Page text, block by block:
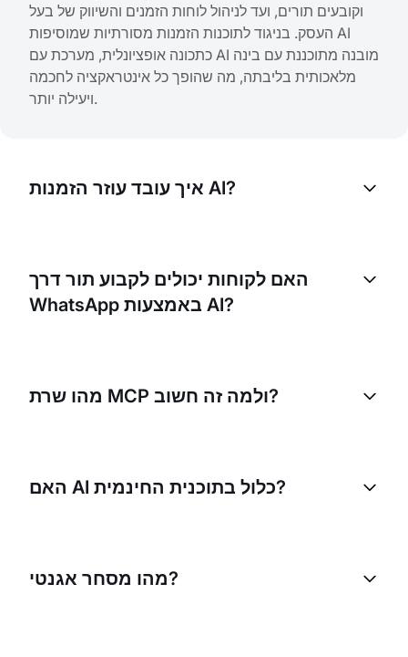
וקובעים תורים, ועד לניהול לוחות הזמנים והשיווק של בעל
העסק. בניגוד לתוכנות הזמנות מסורתיות שמוסיפות AI
כתכונה אופציונלית, מערכת עם AI מובנה מתוכננת עם בינה
מלאכותית בליבתה, מה שהופך כל אינטראקציה לחכמה
ויעילה יותר.
איך עובד עוזר הזמנות AI?
האם לקוחות יכולים לקבוע תור דרך
WhatsApp באמצעות AI?
מהו שרת MCP ולמה זה חשוב?
האם AI כלול בתוכנית החינמית?
מהו מסחר אגנטי?